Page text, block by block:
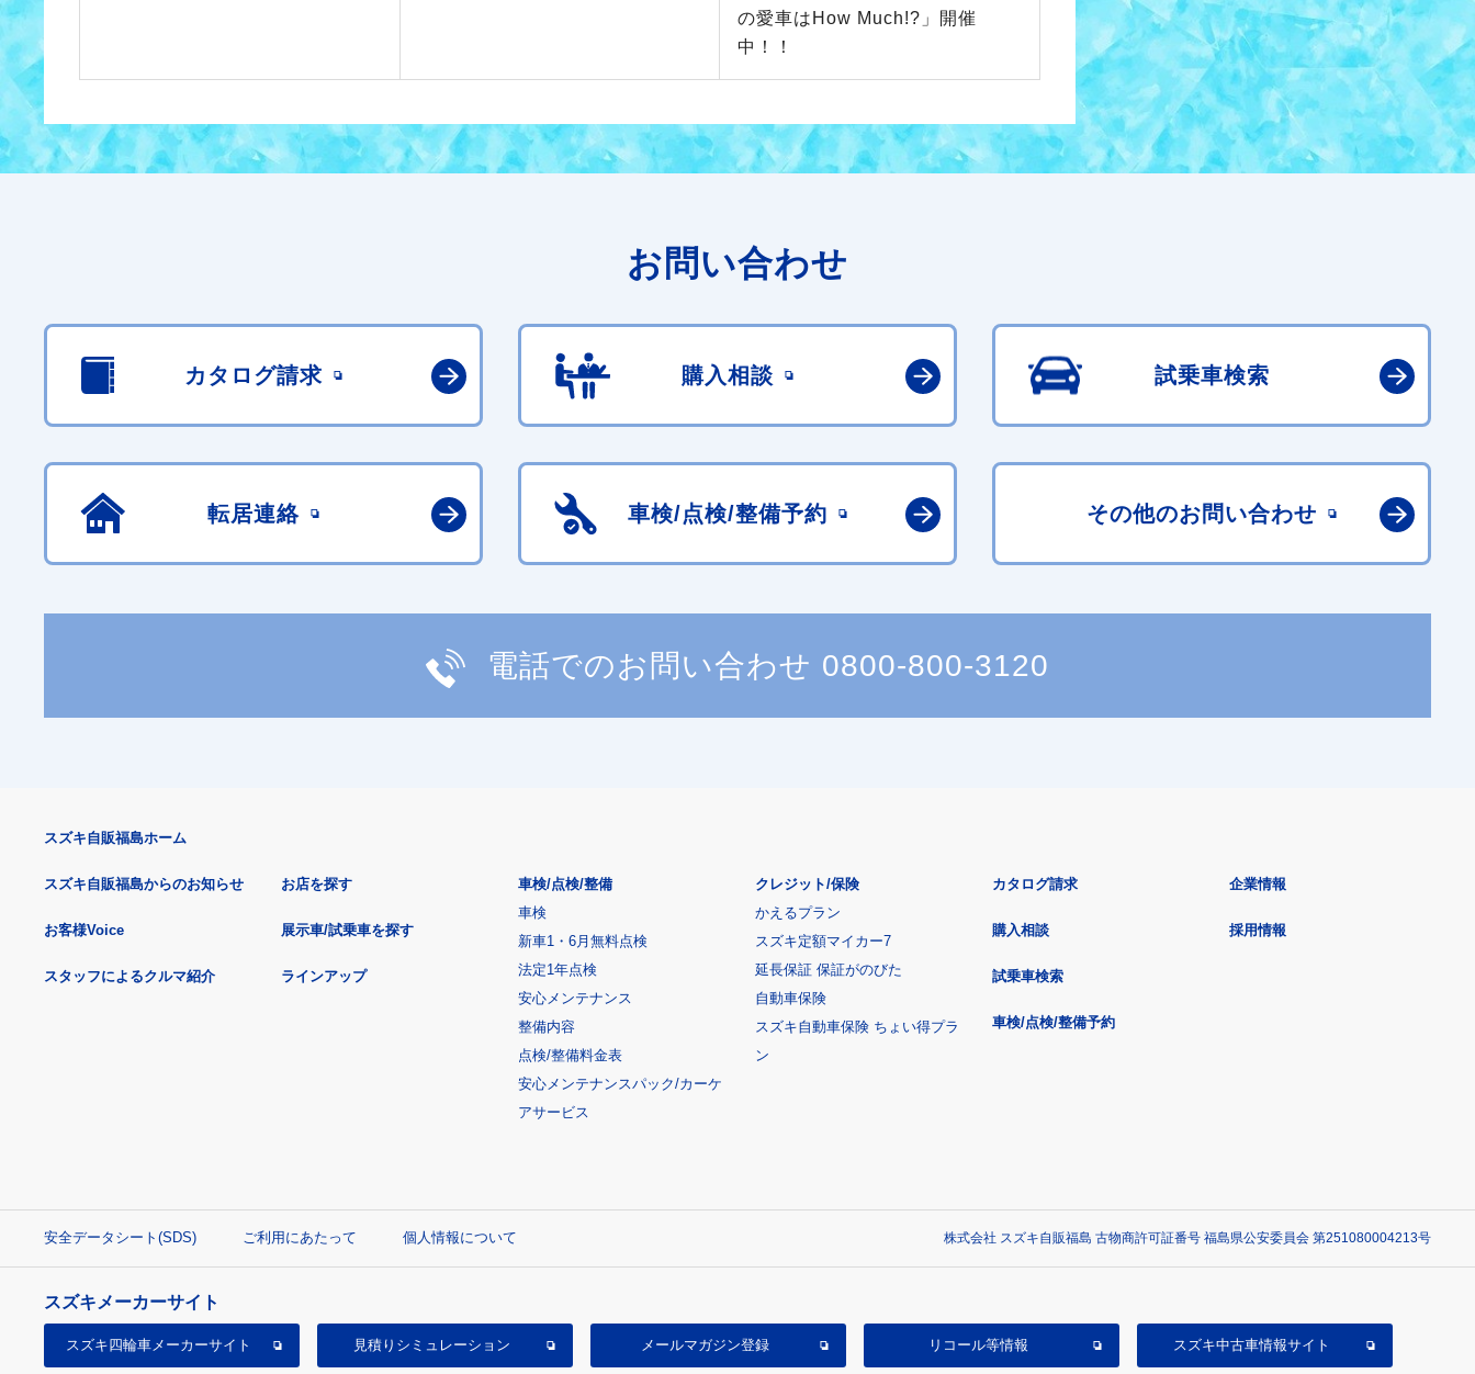
の愛車はHow Much!?」開催
中！！
お問い合わせ
カタログ請求 購入相談 試乗車検索
転居連絡 車検/点検/整備予約 その他のお問い合わせ
電話でのお問い合わせ 0800-800-3120
スズキ自販福島ホーム
スズキ自販福島からのお知らせ
お客様Voice
スタッフによるクルマ紹介
お店を探す
展示車/試乗車を探す
ラインアップ
車検/点検/整備
車検
新車1・6月無料点検
法定1年点検
安心メンテナンス
整備内容
点検/整備料金表
安心メンテナンスパック/カーケ
アサービス
クレジット/保険
かえるプラン
スズキ定額マイカー7
延長保証 保証がのびた
自動車保険
スズキ自動車保険 ちょい得プラ
ン
カタログ請求
購入相談
試乗車検索
車検/点検/整備予約
企業情報
採用情報
安全データシート(SDS) ご利用にあたって 個人情報について 株式会社 スズキ自販福島 古物商許可証番号 福島県公安委員会 第251080004213号
スズキメーカーサイト
スズキ四輪車メーカーサイト 見積り シミュレーション メールマガジン登録 リコール等情報 スズキ中古車情報サイト